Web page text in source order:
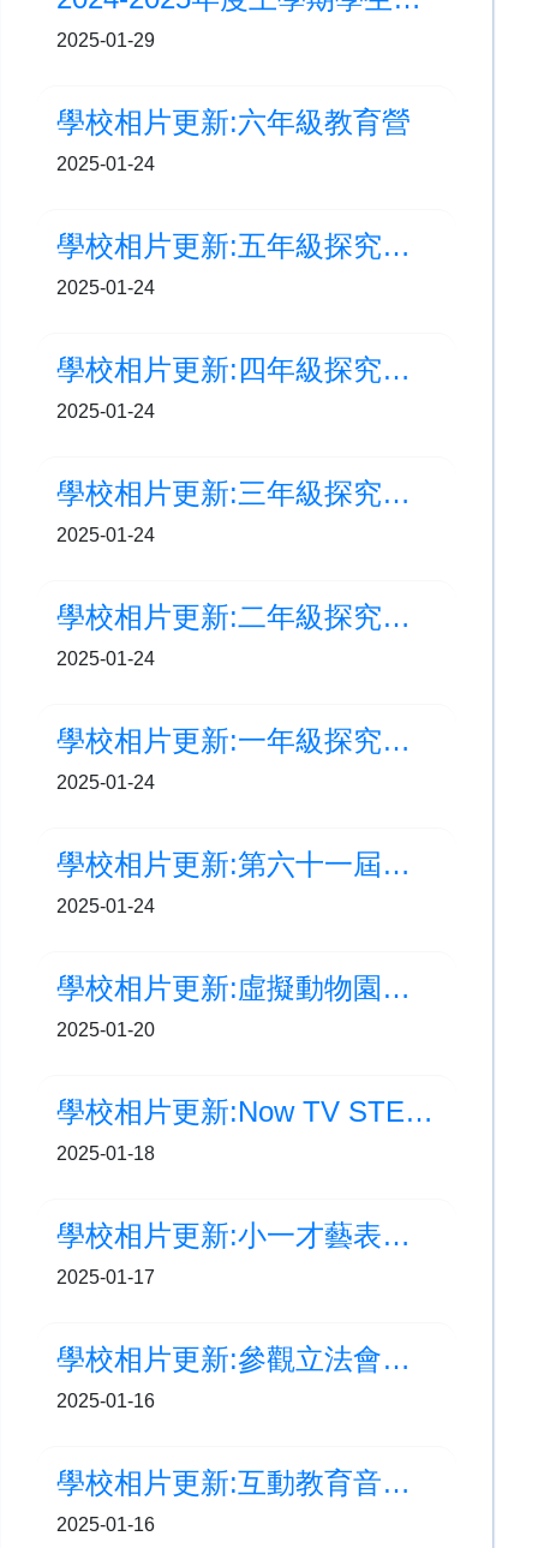
2025-01-29
學校相片更新:六年級教育營
2025-01-24
學校相片更新:五年級探究學習周-粵劇傳承之旅
2025-01-24
學校相片更新:四年級探究學習周:健康生活 Get Set Go
2025-01-24
學校相片更新:三年級探究學習周-精明消費者
2025-01-24
學校相片更新:二年級探究學習周-水果大發現
2025-01-24
學校相片更新:一年級探究學習周-童玩大全
2025-01-24
學校相片更新:第六十一屆學校舞蹈節-小學高年級組中國舞(群舞)甲等獎
2025-01-24
學校相片更新:虛擬動物園大冒險
2025-01-20
學校相片更新:Now TV STEM 獎勵計劃頒獎典禮2024
2025-01-18
學校相片更新:小一才藝表演及百日禮
2025-01-17
學校相片更新:參觀立法會綜合大樓
2025-01-16
學校相片更新:互動教育音樂劇
2025-01-16